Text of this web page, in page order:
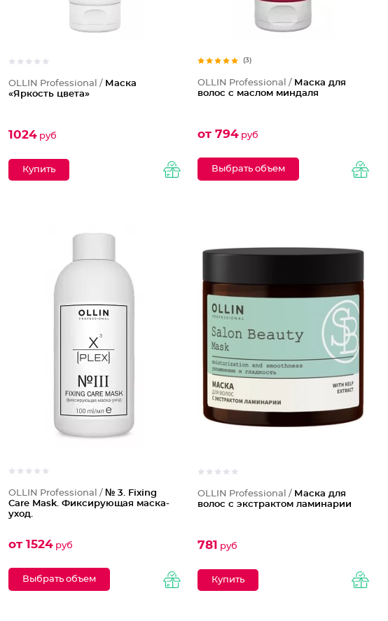
OLLIN Professional / Маска
«Яркость цвета»
1024 руб
(3)
OLLIN Professional / Маска для
волос с маслом миндаля
от 794руб
Выбрать объем
OLLIN Professional / № 3. Fixing
Care Mask. Фиксирующая маска-
уход.
от 1524 руб
Выбрать объем
OLLIN Professional / Маска для
волос с экстрактом ламинарии
781 руб